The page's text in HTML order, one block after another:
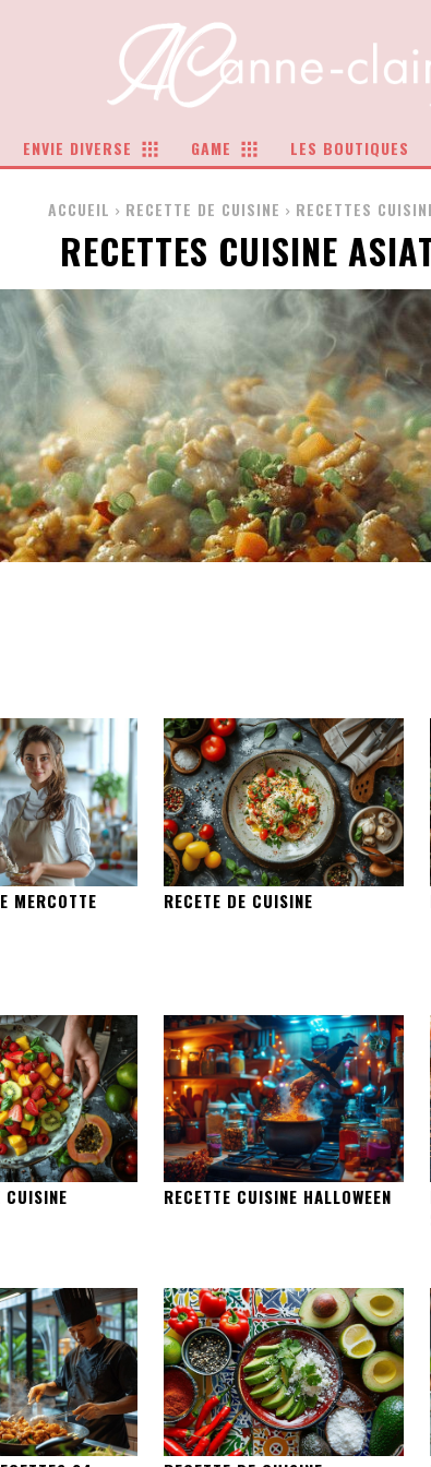
ENVIE DIVERSE GAME LES BOUTIQUES
ACCUEIL RECETTE DE CUISINE RECETTES
RECETTES CUISINE
MERCOTTE
RECETE DE CUISINE
CUISINE
RECETTE CUISINE HALLOWEEN